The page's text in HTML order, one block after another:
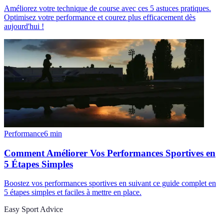
Améliorez votre technique de course avec ces 5 astuces pratiques.
Optimisez votre performance et courez plus efficacement dès
aujourd'hui !
Performance6 min
Comment Améliorer Vos Performances Sportives en
5 Étapes Simples
Boostez vos performances sportives en suivant ce guide complet en
5 étapes simples et faciles à mettre en place.
Easy Sport Advice